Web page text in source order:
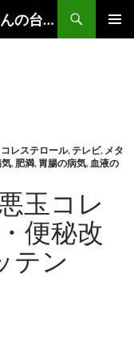
ばあちゃんの料理教室｜ばあちゃんの台所から学ぶ、食と健康の知恵
コレステロール,テレビ, メタ
, 肥満, 胃腸の病気,血液の
玉コレ
便秘改
テン